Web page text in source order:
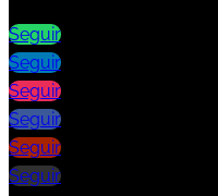
Seguir
Seguir
Seguir
Seguir
Seguir
Seguir